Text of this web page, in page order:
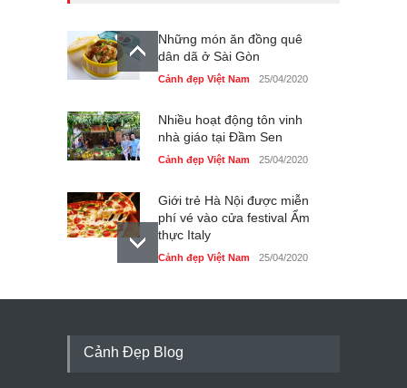
Những món ăn đồng quê
dân dã ở Sài Gòn
Cảnh đẹp Việt Nam 25/04/2020
Nhiều hoạt động tôn vinh
nhà giáo tại Đầm Sen
Cảnh đẹp Việt Nam 25/04/2020
Giới trẻ Hà Nội được miễn
phí vé vào cửa festival Ẩm
thực Italy
Cảnh đẹp Việt Nam 25/04/2020
Tam giác mạch khoe sắc
Cảnh Đẹp Blog